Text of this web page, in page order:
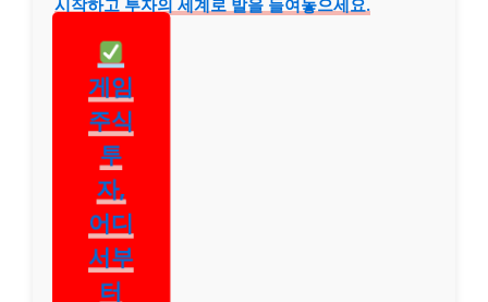
시작하고 투자의 세계로 발을 들여놓으세요.
게임
주식
투
자,
어디
서부
터